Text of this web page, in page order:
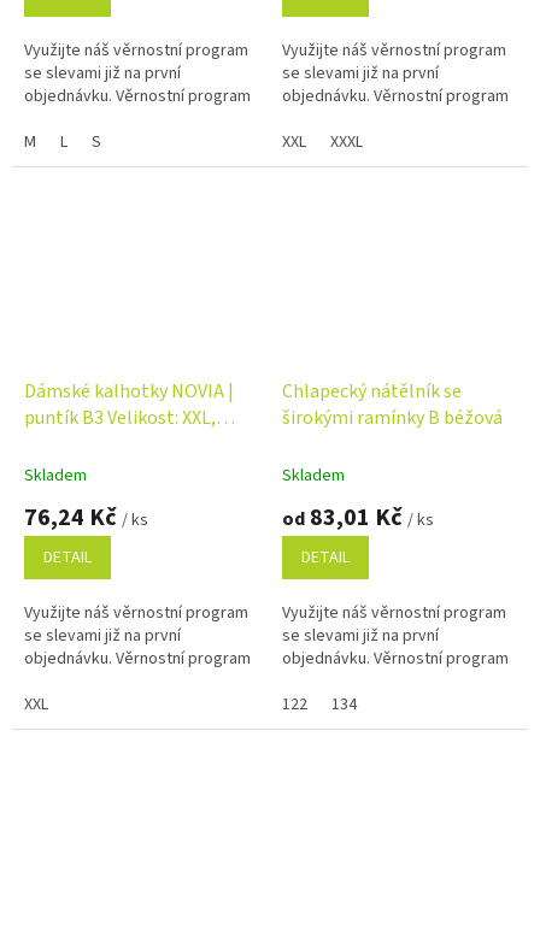
Využijte náš věrnostní program
se slevami již na první
objednávku. Věrnostní program
M
L S
Využijte náš věrnostní program
se slevami již na první
objednávku. Věrnostní program
XXL
XXXL
Dámské kalhotky NOVIA |
puntík B3 Velikost: XXL,
Skladem
76,24 Kč / ks
DETAIL
Využijte náš věrnostní program
se slevami již na první
objednávku. Věrnostní program
XXL
Chlapecký nátělník se
širokými ramínky B béžová
Skladem
od 83,01 Kč / ks
DETAIL
Využijte náš věrnostní program
se slevami již na první
objednávku. Věrnostní program
122
134